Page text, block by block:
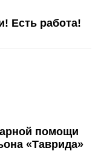
Есть работа!
помощи
«Таврида»